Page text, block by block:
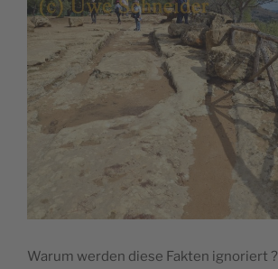
Warum werden diese Fakten ignoriert ?